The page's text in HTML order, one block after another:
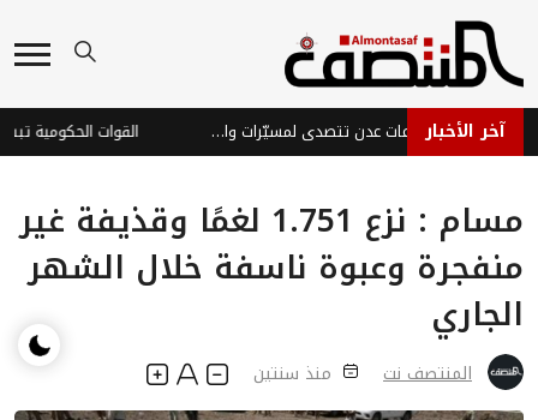
آخر الأخبار تصعيد جوي وميداني: دفاعات عدن تتصدى لمسيّرات والساحل الغربي يرفع الجاهزية
مسام : نزع 1.751 لغمًا وقذيفة غير
منفجرة وعبوة ناسفة خلال الشهر
الجاري
المنتصف نت منذ سنتين